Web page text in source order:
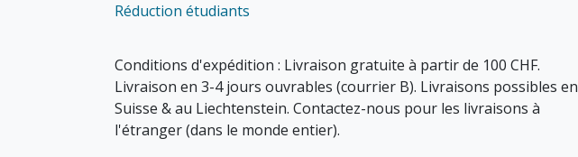
Réduction étudiants
Conditions d'expédition : Livraison gratuite à partir de 100 CHF.
Livraison en 3-4 jours ouvrables (courrier B). Livraisons possibles en
Suisse & au Liechtenstein. Contactez-nous pour les livraisons à
l'étranger (dans le monde entier).